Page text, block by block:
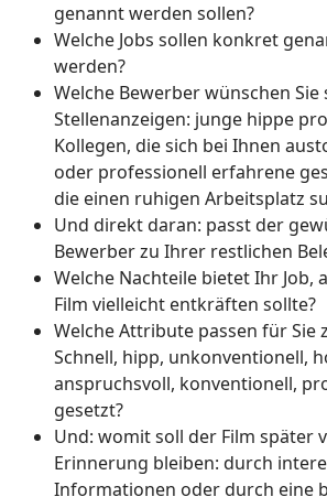
genannt werden sollen?
Welche Jobs sollen konkret
werden?
Welche Bewerber wünschen
Stellenanzeigen: junge hippe
Kollegen, die sich bei Ihnen
oder professionell erfahrene
die einen ruhigen Arbeitsplatz
Und direkt daran: passt der
Bewerber zu Ihrer restlichen
Welche Nachteile bietet Ihr Job,
Film vielleicht entkräften sollte?
Welche Attribute passen für Sie
Schnell, hipp, unkonventionell,
anspruchsvoll, konventionell,
gesetzt?
Und: womit soll der Film später
Erinnerung bleiben: durch
Informationen oder durch eine